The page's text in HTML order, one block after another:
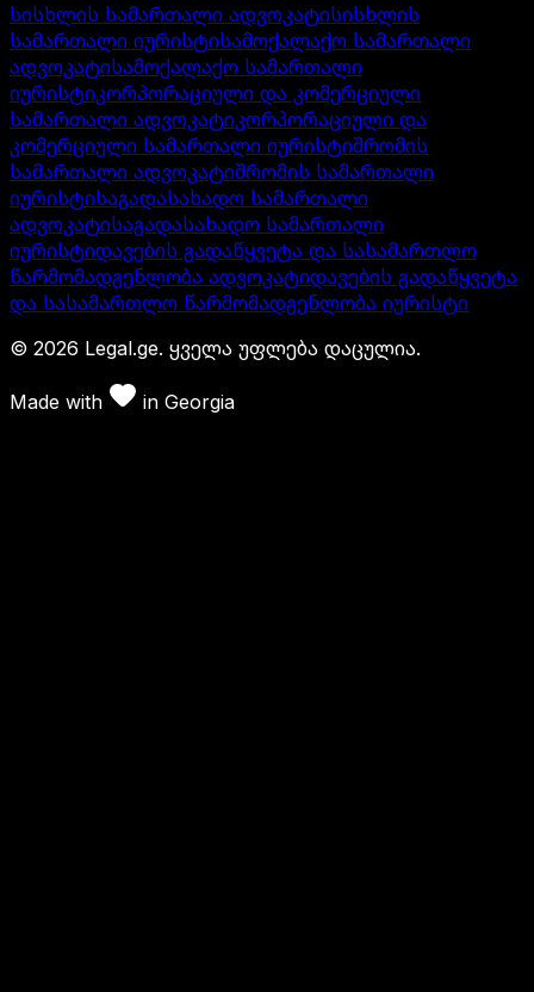
სისხლის სამართალი ადვოკატისისხლის
სამართალი იურისტისამოქალაქო სამართალი
ადვოკატისამოქალაქო სამართალი
იურისტიკორპორაციული და კომერციული
სამართალი ადვოკატიკორპორაციული და
კომერციული სამართალი იურისტიშრომის
სამართალი ადვოკატიშრომის სამართალი
იურისტისაგადასახადო სამართალი
ადვოკატისაგადასახადო სამართალი
იურისტიდავების გადაწყვეტა და სასამართლო
წარმომადგენლობა ადვოკატიდავების გადაწყვეტა
და სასამართლო წარმომადგენლობა იურისტი
© 2026 Legal.ge. ყველა უფლება დაცულია.
Made with in Georgia